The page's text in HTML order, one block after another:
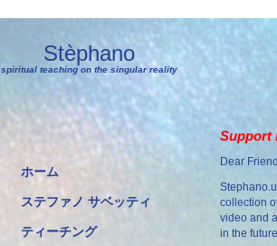
Support
Dear
collection
video and
in the
Stèphano
spiritual teaching on the singular reality
ホーム
ステファノ サベッティ
ティーチング